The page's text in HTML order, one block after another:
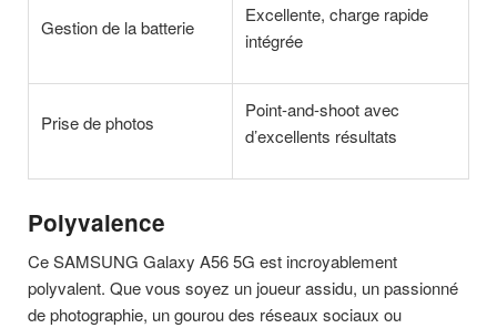
Gestion de la batterie
Excellente, charge rapide
intégrée
Prise de photos
Point-and-shoot avec
d’excellents résultats
Polyvalence
Ce SAMSUNG Galaxy A56 5G est incroyablement
polyvalent. Que vous soyez un joueur assidu, un passionné
de photographie, un gourou des réseaux sociaux ou